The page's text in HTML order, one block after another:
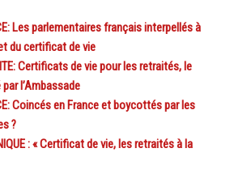
Les parlementaires français interpellés à
du certificat de vie
Certificats de vie pour les retraités, le
l’Ambassade
Coincés en France et boycottés par les
?
: « Certificat de vie, les retraités à la